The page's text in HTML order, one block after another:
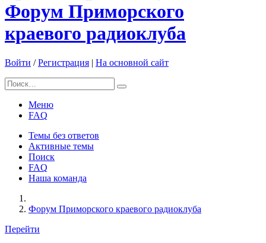
Форум Приморского
краевого радиоклуба
Войти /Регистрация | На основной сайт
Меню
FAQ
Темы без ответов
Активные темы
Поиск
FAQ
Наша команда
Форум Приморского краевого радиоклуба
Перейти